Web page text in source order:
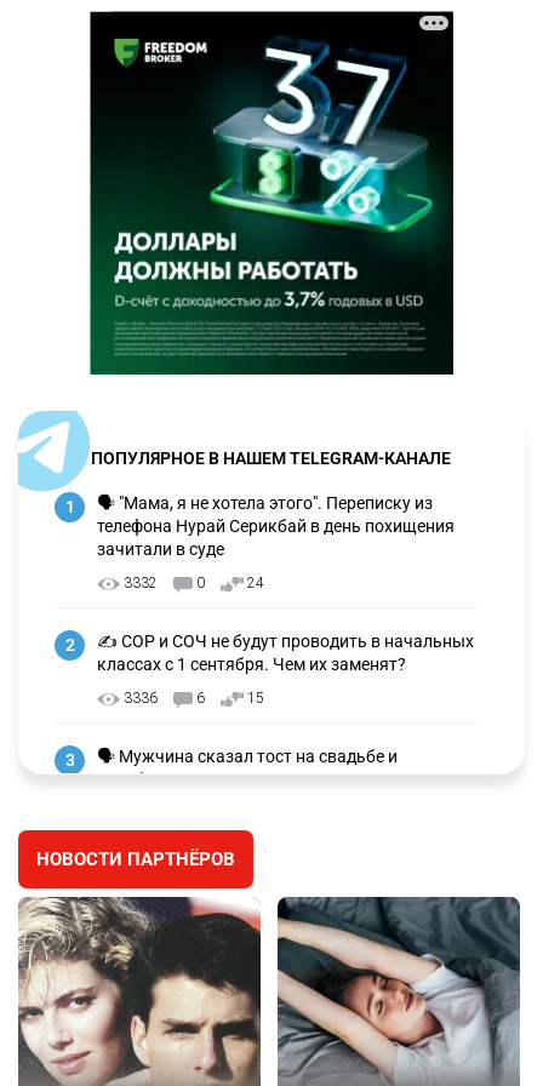
ПОПУЛЯРНОЕ В НАШЕМ TELEGRAM-КАНАЛЕ
1
🗣 "Мама, я не хотела этого". Переписку из
телефона Нурай Серикбай в день похищения
зачитали в суде
3332 0 24
2
✍️ СОР и СОЧ не будут проводить в начальных
классах с 1 сентября. Чем их заменят?
3336 6 15
3
🗣 Мужчина сказал тост на свадьбе и
заработал уголовное дело
🐏 Скота больше, а мясо дороже. Почему в
Казахстане продолжают расти цены на
баранину и конину
2736
5
⚠️ Доброе утро, друзья! Предлагаем обзор
главных новостей за 4 августа
2825 0 1
НОВОСТИ ПАРТНЁРОВ